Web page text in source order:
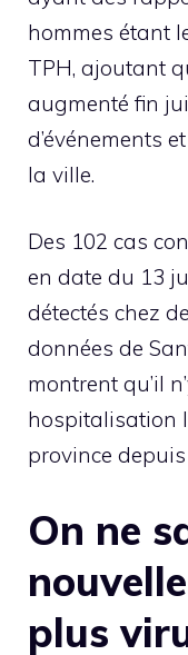
hommes étant
TPH, ajoutant
augmenté fin
d’événements
la ville.
Des 102 cas
en date du 13
détectés chez
données de
montrent qu’il
hospitalisation
province depuis
On ne
plus